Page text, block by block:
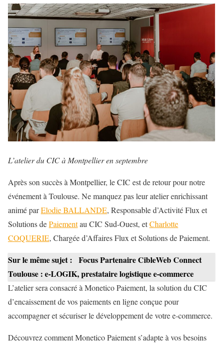
L’atelier du CIC à Montpellier en septembre
Après son succès à Montpellier, le CIC est de retour pour notre
événement à Toulouse. Ne manquez pas leur atelier enrichissant
animé parElodie BALLANDE, Responsable d’Activité Flux et
Solutions dePaiementau CIC Sud-Ouest, etCharlotte
COQUERIE, Chargée d’Affaires Flux et Solutions de Paiement.
Sur le même sujet :
Focus Partenaire CibleWeb Connect
Toulouse : e-LOGIK, prestataire logistique e-commerce
L’atelier sera consacré à Monetico Paiement, la solution du CIC
d’encaissement de vos paiements en ligne conçue pour
accompagner et sécuriser le développement de votre e-commerce.
Découvrez comment Monetico Paiement s’adapte à vos besoins